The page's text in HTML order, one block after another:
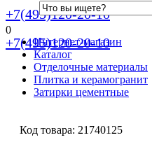
+7(495)120-20-10
0
+7(495)120-20-10
Интернет-магазин
Каталог
Отделочные материалы
Плитка и керамогранит
Затирки цементные
Код товара: 21740125